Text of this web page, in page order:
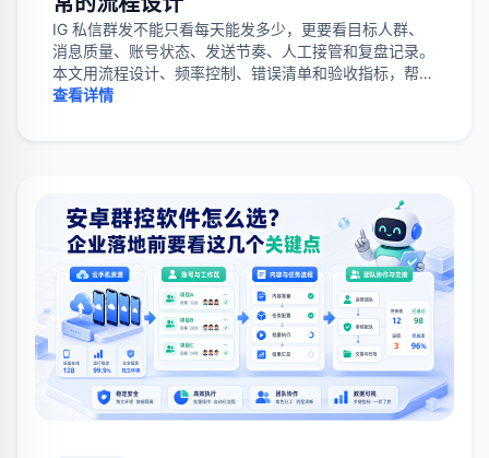
IG 私信群发不能只看每天能发多少，更要看目标人群、
消息质量、账号状态、发送节奏、人工接管和复盘记录。
本文用流程设计、频率控制、错误清单和验收指标，帮助
团队降低账号异常和无效触达风险。
查看详情